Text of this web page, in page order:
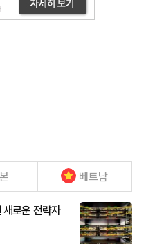
베트남
로운 전략자